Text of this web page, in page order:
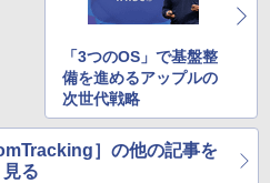
「3つのOS」で基盤整
備を進めるアップルの
次世代戦略
］の他の記事を
見る